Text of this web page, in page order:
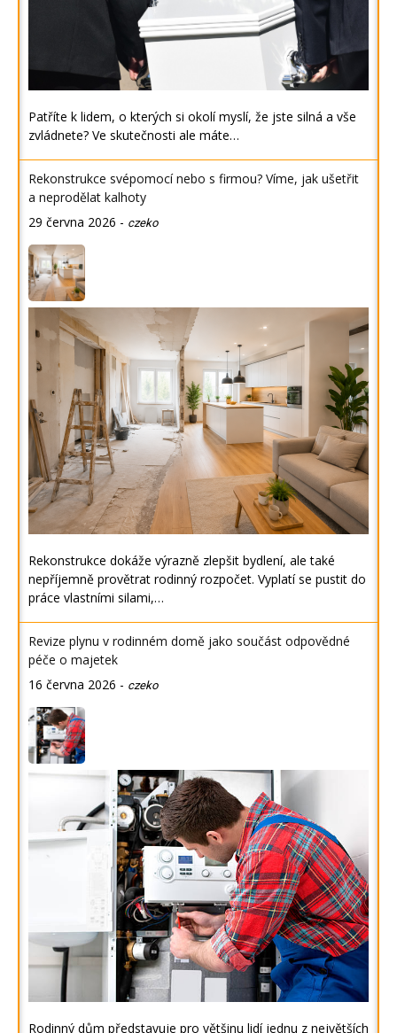
Patříte k lidem, o kterých si okolí myslí, že jste silná a vše
zvládnete? Ve skutečnosti ale máte…
Rekonstrukce svépomocí nebo s firmou? Víme, jak ušetřit
a neprodělat kalhoty
29 června 2026 - czeko
Rekonstrukce dokáže výrazně zlepšit bydlení, ale také
nepříjemně provětrat rodinný rozpočet. Vyplatí se pustit do
práce vlastními silami,…
Revize plynu v rodinném domě jako součást odpovědné
péče o majetek
16 června 2026 - czeko
Rodinný dům představuje pro většinu lidí jednu z největších